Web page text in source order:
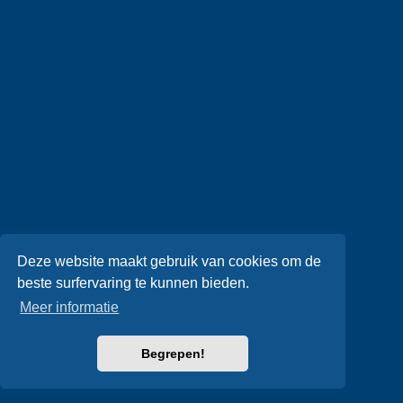
Deze website maakt gebruik van cookies om de
beste surfervaring te kunnen bieden.
Meer informatie
Begrepen!